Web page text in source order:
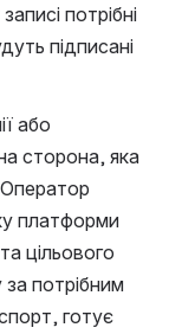
потрібні
підписані
або
сторона, яка
Оператор
платформи
цільового
за потрібним
готує